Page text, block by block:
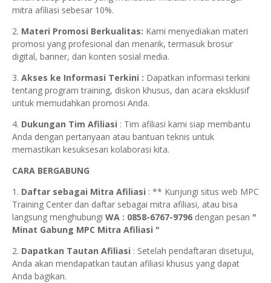
mitra afiliasi sebesar 10%.
2. Materi Promosi Berkualitas: Kami menyediakan materi
promosi yang profesional dan menarik, termasuk brosur
digital, banner, dan konten sosial media.
3. Akses ke Informasi Terkini : Dapatkan informasi terkini
tentang program training, diskon khusus, dan acara eksklusif
untuk memudahkan promosi Anda.
4. Dukungan Tim Afiliasi : Tim afiliasi kami siap membantu
Anda dengan pertanyaan atau bantuan teknis untuk
memastikan kesuksesan kolaborasi kita.
CARA BERGABUNG
1. Daftar sebagai Mitra Afiliasi : ** Kunjungi situs web MPC
Training Center dan daftar sebagai mitra afiliasi, atau bisa
langsung menghubungi WA : 0858-6767-9796 dengan pesan "
Minat Gabung MPC Mitra Afiliasi "
2. Dapatkan Tautan Afiliasi : Setelah pendaftaran disetujui,
Anda akan mendapatkan tautan afiliasi khusus yang dapat
Anda bagikan.